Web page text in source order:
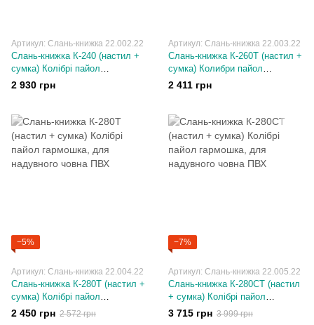
Артикул: Слань-книжка 22.002.22
Слань-книжка К-240 (настил +
сумка) Колібрі пайол
гармошка, для надувного
човна ПВХ
2 930 грн
Артикул: Слань-книжка 22.003.22
Слань-книжка К-260T (настил +
сумка) Колибри пайол
гармошка, для надувной лодки
2 411 грн
−5%
Артикул: Слань-книжка 22.004.22
Слань-книжка К-280T (настил +
сумка) Колібрі пайол
гармошка, для надувного
човна ПВХ
2 450 грн 2 572 грн
−7%
Артикул: Слань-книжка 22.005.22
Слань-книжка К-280CT (настил
+ сумка) Колібрі пайол
гармошка, для надувного
човна ПВХ
3 715 грн 3 999 грн